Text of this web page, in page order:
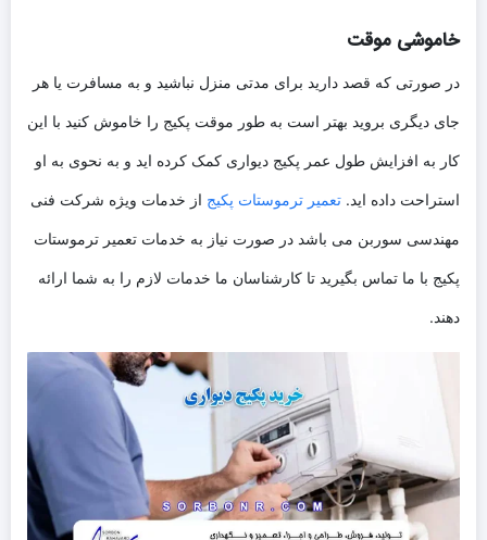
خاموشی موقت
در صورتی که قصد دارید برای مدتی منزل نباشید و به مسافرت یا هر
جای دیگری بروید بهتر است به طور موقت پکیج را خاموش کنید با این
کار به افزایش طول عمر پکیج دیواری کمک کرده اید و به نحوی به او
استراحت داده اید. تعمیر ترموستات پکیج از خدمات ویژه شرکت فنی
مهندسی سوربن می باشد در صورت نیاز به خدمات تعمیر ترموستات
پکیج با ما تماس بگیرید تا کارشناسان ما خدمات لازم را به شما ارائه
دهند.